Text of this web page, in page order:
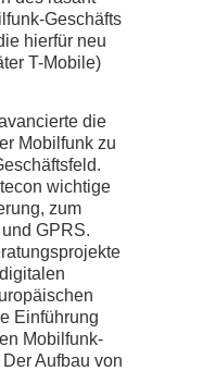
Geschäfts
hierfür neu
T-Mobile)
die
Mobilfunk zu
wichtige
zum
GPRS.
Einführung
Mobilfunk-
Aufbau von